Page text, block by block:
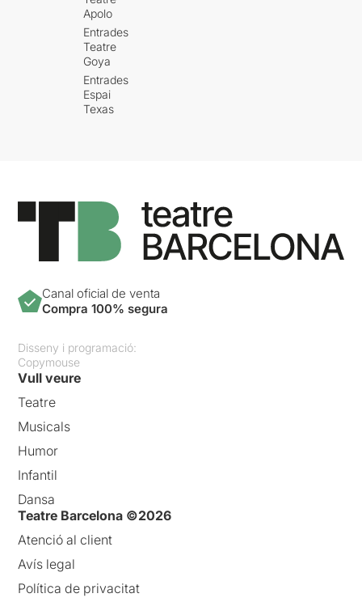
Apolo
Entrades
Teatre
Goya
Entrades
Espai
Texas
Canal oficial de venta
Compra 100% segura
Disseny i programació:
Copymouse
Vull veure
Teatre
Musicals
Humor
Infantil
Dansa
Teatre Barcelona ©2026
Atenció al client
Avís legal
Política de privacitat